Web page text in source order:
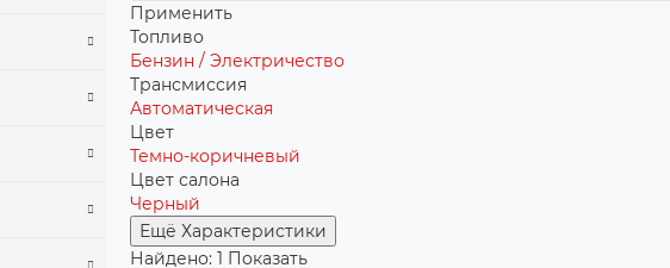
Применить
Топливо
Бензин / Электричество
Трансмиссия
Автоматическая
Цвет
Темно-коричневый
Цвет салона
Черный
Ещё Характеристики
Найдено: 1 Показать